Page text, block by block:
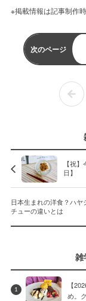
※掲載情報は記事制作
次のページ
【祝
日】
日本生まれの洋食？ハヤ
チューの違いとは
雑
1
【
め。